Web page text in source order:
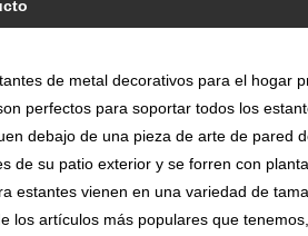
de metal decorativos para el hogar
perfectos para soportar todos los
debajo de una pieza de arte de
de su patio exterior y se forren con
estantes vienen en una variedad de
los artículos más populares que